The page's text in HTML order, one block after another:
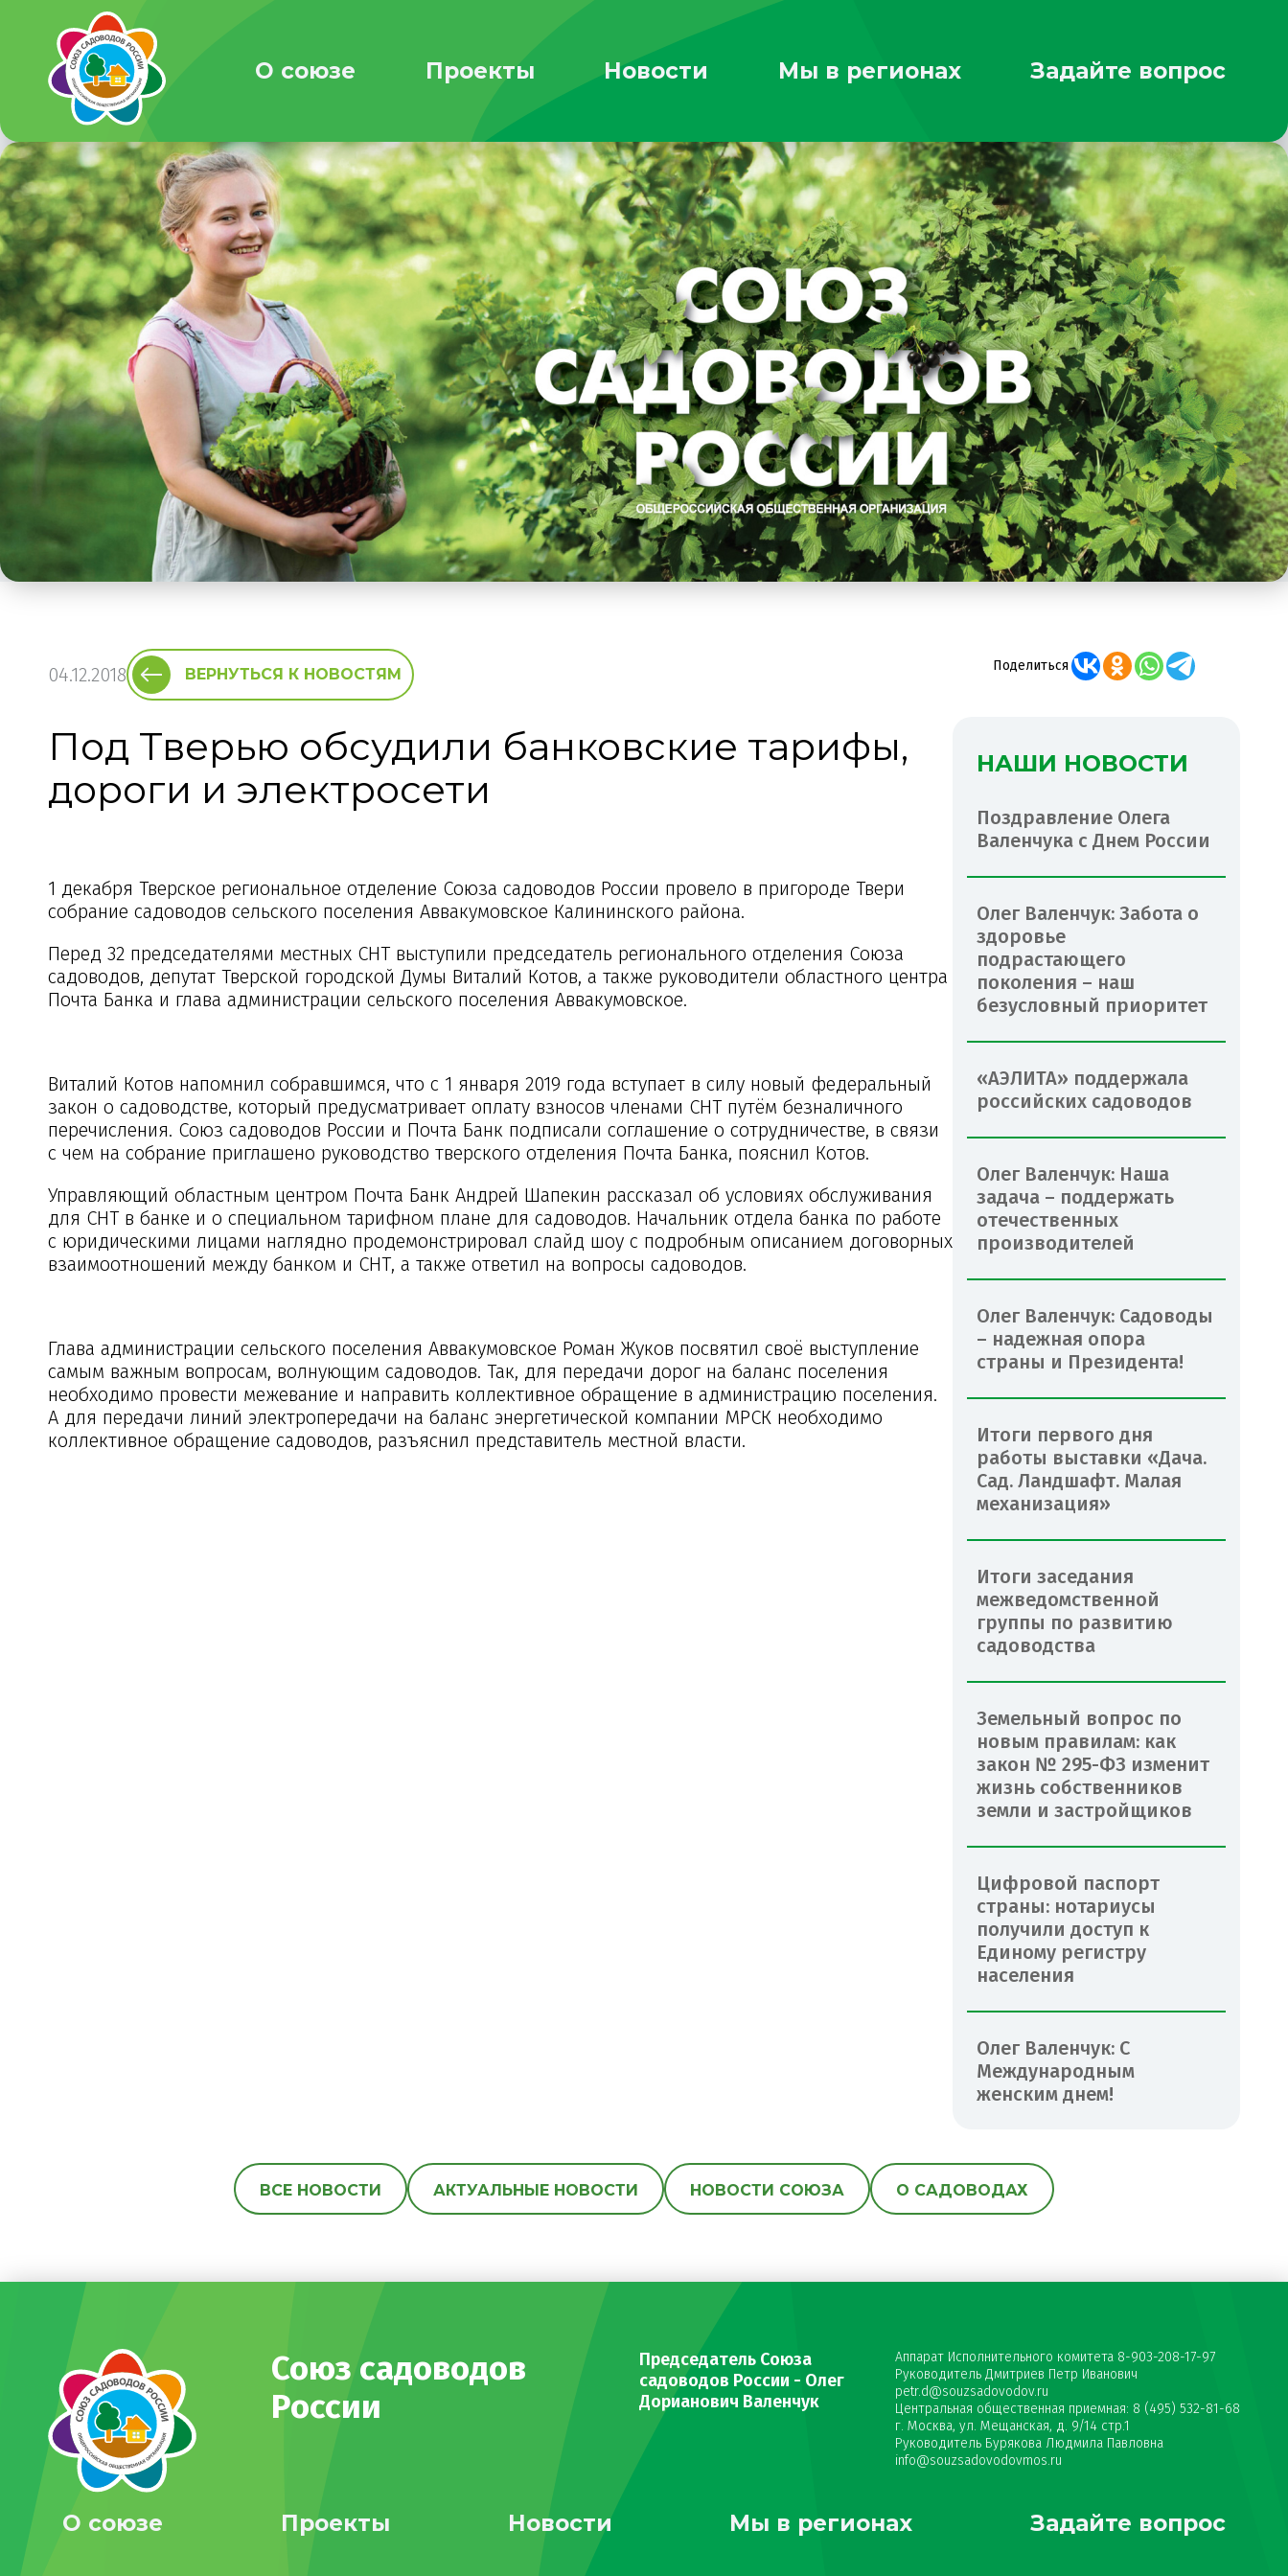
О союзе Проекты Новости Мы в регионах Задайте вопрос
04.12.2018 ВЕРНУТЬСЯ К НОВОСТЯМ
Под Тверью обсудили банковские тарифы,
дороги и электросети
1 декабря Тверское региональное отделение Союза садоводов России провело в пригороде Твери
собрание садоводов сельского поселения Аввакумовское Калининского района.
Перед 32 председателями местных СНТ выступили председатель регионального отделения Союза
садоводов, депутат Тверской городской Думы Виталий Котов, а также руководители областного центра
Почта Банка и глава администрации сельского поселения Аввакумовское.
Виталий Котов напомнил собравшимся, что с 1 января 2019 года вступает в силу новый федеральный
закон о садоводстве, который предусматривает оплату взносов членами СНТ путём безналичного
перечисления. Союз садоводов России и Почта Банк подписали соглашение о сотрудничестве, в связи
с чем на собрание приглашено руководство тверского отделения Почта Банка, пояснил Котов.
Управляющий областным центром Почта Банк Андрей Шапекин рассказал об условиях обслуживания
для СНТ в банке и о специальном тарифном плане для садоводов. Начальник отдела банка по работе
с юридическими лицами наглядно продемонстрировал слайд шоу с подробным описанием договорных
взаимоотношений между банком и СНТ, а также ответил на вопросы садоводов.
Глава администрации сельского поселения Аввакумовское Роман Жуков посвятил своё выступление
самым важным вопросам, волнующим садоводов. Так, для передачи дорог на баланс поселения
необходимо провести межевание и направить коллективное обращение в администрацию поселения.
А для передачи линий электропередачи на баланс энергетической компании МРСК необходимо
коллективное обращение садоводов, разъяснил представитель местной власти.
Поделиться
НАШИ НОВОСТИ
Поздравление Олега
Валенчука с Днем России
Олег Валенчук: Забота о
здоровье
подрастающего
поколения – наш
безусловный приоритет
«АЭЛИТА» поддержала
российских садоводов
Олег Валенчук: Наша
задача – поддержать
отечественных
производителей
Олег Валенчук: Садоводы
– надежная опора
страны и Президента!
Итоги первого дня
работы выставки «Дача.
Сад. Ландшафт. Малая
механизация»
Итоги заседания
межведомственной
группы по развитию
садоводства
Земельный вопрос по
новым правилам: как
закон № 295-ФЗ изменит
жизнь собственников
земли и застройщиков
Цифровой паспорт
страны: нотариусы
получили доступ к
Единому регистру
населения
Олег Валенчук: С
Международным
женским днем!
ВСЕ НОВОСТИ АКТУАЛЬНЫЕ НОВОСТИ НОВОСТИ СОЮЗА О САДОВОДАХ
Союз садоводов
России
Председатель Союза
садоводов России - Олег
Дорианович Валенчук
Аппарат Исполнительного комитета 8-903-208-17-97
Руководитель Дмитриев Петр Иванович
petr.d@souzsadovodov.ru
Центральная общественная приемная: 8 (495) 532-81-68
г. Москва, ул. Мещанская, д. 9/14 стр.1
Руководитель Бурякова Людмила Павловна
info@souzsadovodovmos.ru
О союзе Проекты Новости Мы в регионах Задайте вопрос